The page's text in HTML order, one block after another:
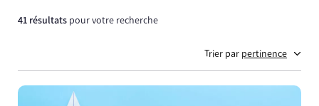
41 résultats pour votre recherche
Trier par pertinence